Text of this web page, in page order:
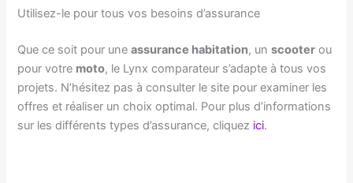
Utilisez-le pour tous vos besoins d’assurance
Que ce soit pour uneassurance habitation, unscooter ou
pour votre moto, le Lynx comparateur s’adapte à tous vos
projets. N’hésitez pas à consulter le site pour examiner les
offres et réaliser un choix optimal. Pour plus d’informations
sur les différents types d’assurance, cliquez ici.